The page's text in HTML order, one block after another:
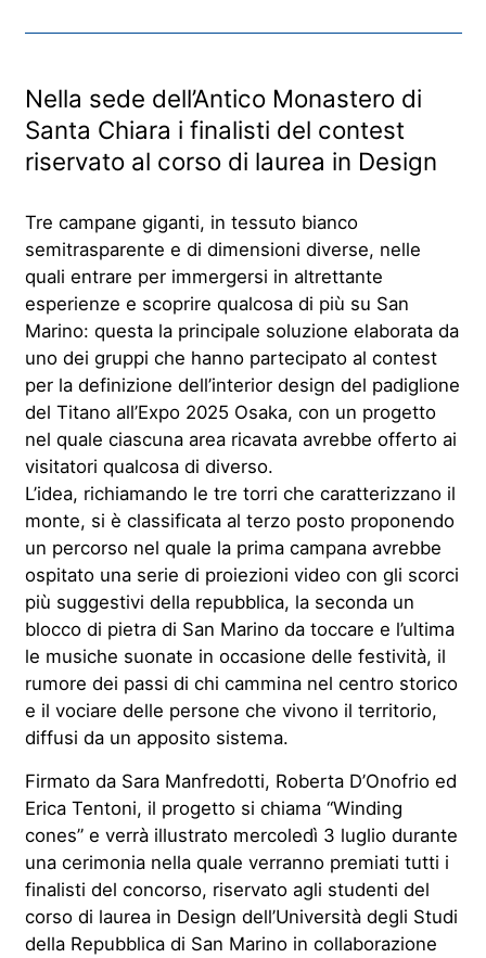
Nella sede dell’Antico Monastero di
Santa Chiara i finalisti del contest
riservato al corso di laurea in Design
Tre campane giganti, in tessuto bianco
semitrasparente e di dimensioni diverse, nelle
quali entrare per immergersi in altrettante
esperienze e scoprire qualcosa di più su San
Marino: questa la principale soluzione elaborata da
uno dei gruppi che hanno partecipato al contest
per la definizione dell’interiordesign del padiglione
del Titano all’Expo 2025 Osaka, con un progetto
nel quale ciascuna area ricavata avrebbe offerto ai
visitatori qualcosa di diverso.
L’idea, richiamando le tre torri che caratterizzano il
monte, si è classificata al terzo posto proponendo
un percorso nel quale la prima campana avrebbe
ospitato una serie di proiezioni video con gli scorci
più suggestivi della repubblica, la seconda un
blocco di pietra di San Marino da toccare e l’ultima
le musiche suonate in occasione delle festività, il
rumore dei passi di chi cammina nel centro storico
e il vociare delle persone che vivono il territorio,
diffusi da un apposito sistema.
Firmato da Sara Manfredotti, Roberta D’Onofrio ed
Erica Tentoni, il progettosi chiama “Winding
cones” e verrà illustrato mercoledì 3 luglio durante
una cerimonia nella quale verranno premiati tutti i
finalisti del concorso, riservato agli studenti del
corso di laurea in Design dell’Università degli Studi
della Repubblica di San Marino in collaborazione